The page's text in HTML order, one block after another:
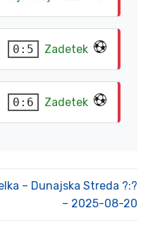
0:5 Zadetek
0:6 Zadetek
– Dunajska Streda ?:?
– 2025-08-20